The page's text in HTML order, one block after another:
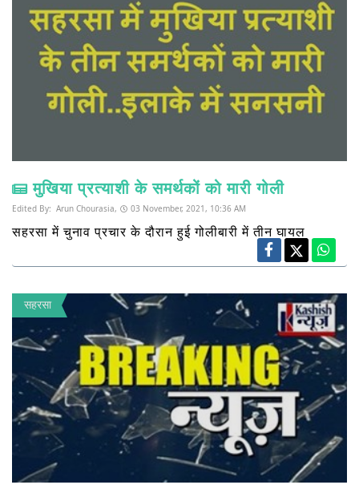
मुखिया प्रत्याशी के समर्थकों को मारी गोली
Edited By: Arun Chourasia, 03 November, 2021, 10:36 AM
सहरसा में चुनाव प्रचार के दौरान हुई गोलीबारी में तीन घायल
सहरसा